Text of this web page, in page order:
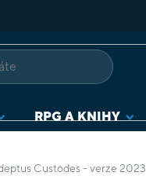
RPG A KNIHY
Custodes - verze 2023